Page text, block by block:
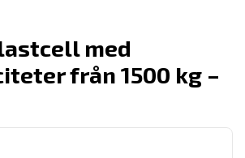
med
från 1500 kg –